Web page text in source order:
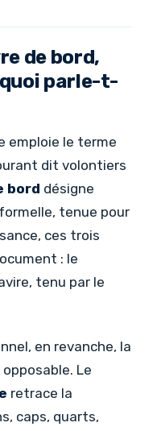
de bord,
parle-t-
emploie le terme
dit volontiers
bord désigne
tenue pour
ces trois
: le
tenu par le
en revanche, la
Le
retrace la
caps, quarts,